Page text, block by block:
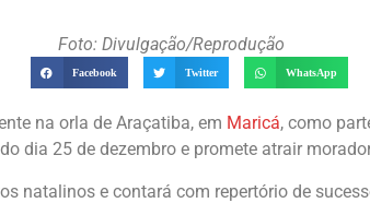
Foto: Divulgação/Reprodução
Facebook Twitter WhatsApp
na orla de Araçatiba, em Maricá, como
dia 25 de dezembro e promete atrair
natalinos e contará com repertório de